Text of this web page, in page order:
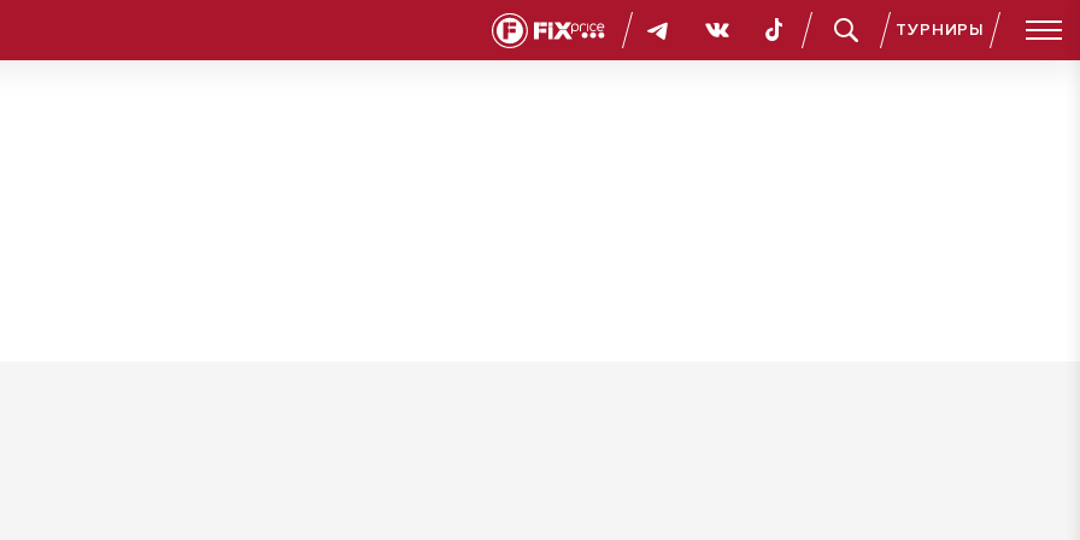
ТУРНИРЫ